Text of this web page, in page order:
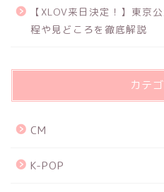
【XLOV来日決定！】東京
程や見どころを徹底解説
カテ
CM
K-POP